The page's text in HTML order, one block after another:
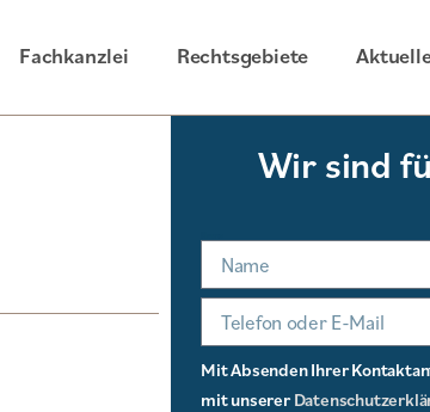
Fachkanzlei Rechtsgebiete
Wir sind
Mit Absenden Ihrer
mit unserer